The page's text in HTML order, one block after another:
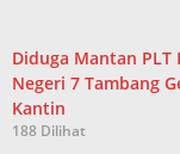
Diduga Mantan PLT
Negeri 7 Tambang
Kantin
188 Dilihat